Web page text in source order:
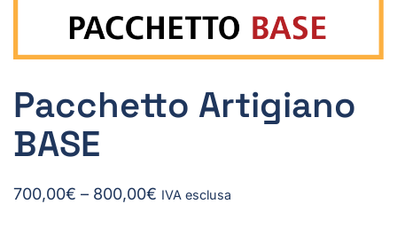
Pacchetto Artigiano
BASE
700,00€ – 800,00€ Fascia
IVA esclusa